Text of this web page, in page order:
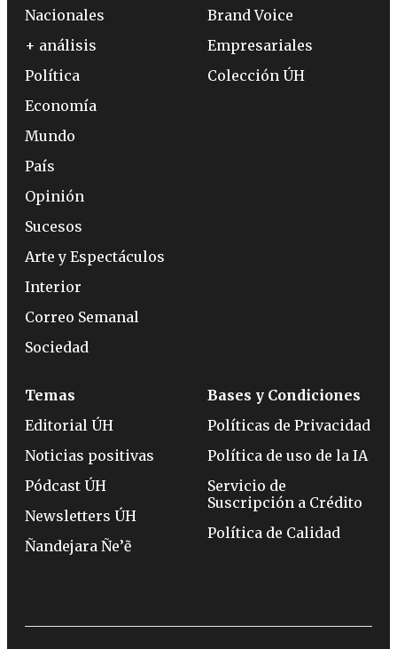
Nacionales
+ análisis
Política
Economía
Mundo
País
Opinión
Sucesos
Arte y Espectáculos
Interior
Correo Semanal
Sociedad
Brand Voice
Empresariales
Colección ÚH
Temas
Editorial ÚH
Noticias positivas
Pódcast ÚH
Newsletters ÚH
Ñandejara Ñe’ẽ
Bases y Condiciones
Políticas de Privacidad
Política de uso de la IA
Servicio de
Suscripción a Crédito
Política de Calidad